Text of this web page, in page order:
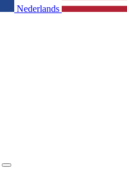
Nederlands